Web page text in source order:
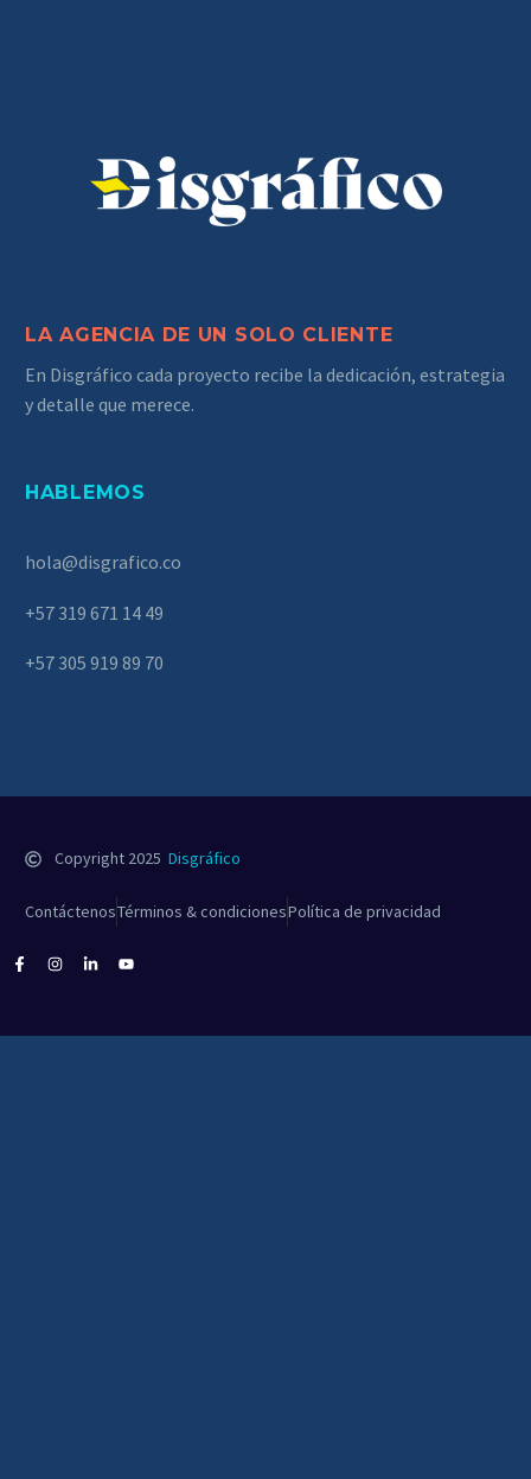
LA AGENCIA DE UN SOLO CLIENTE
En Disgráfico cada proyecto recibe la dedicación, estrategia
y detalle que merece.
HABLEMOS
hola@disgrafico.co
+57 319 671 14 49
+57 305 919 89 70
Copyright 2025 Disgráfico
ContáctenosTérminos & condicionesPolítica de privacidad